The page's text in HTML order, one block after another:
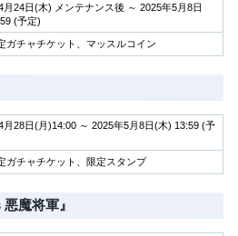
月24日(木) メンテナンス後 ～ 2025年5月8日
(予定)
ガチャチケット、マッスルコイン
月28日(月)14:00 ～ 2025年5月8日(木) 13:59 (予
ガチャチケット、限定スタンプ
魔将軍』